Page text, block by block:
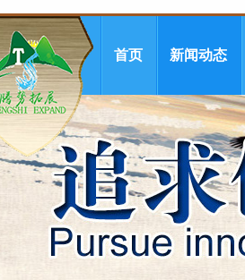
首页 新闻动态